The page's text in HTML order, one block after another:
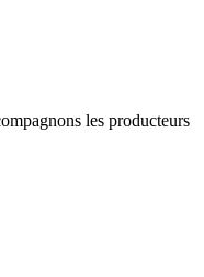
les producteurs